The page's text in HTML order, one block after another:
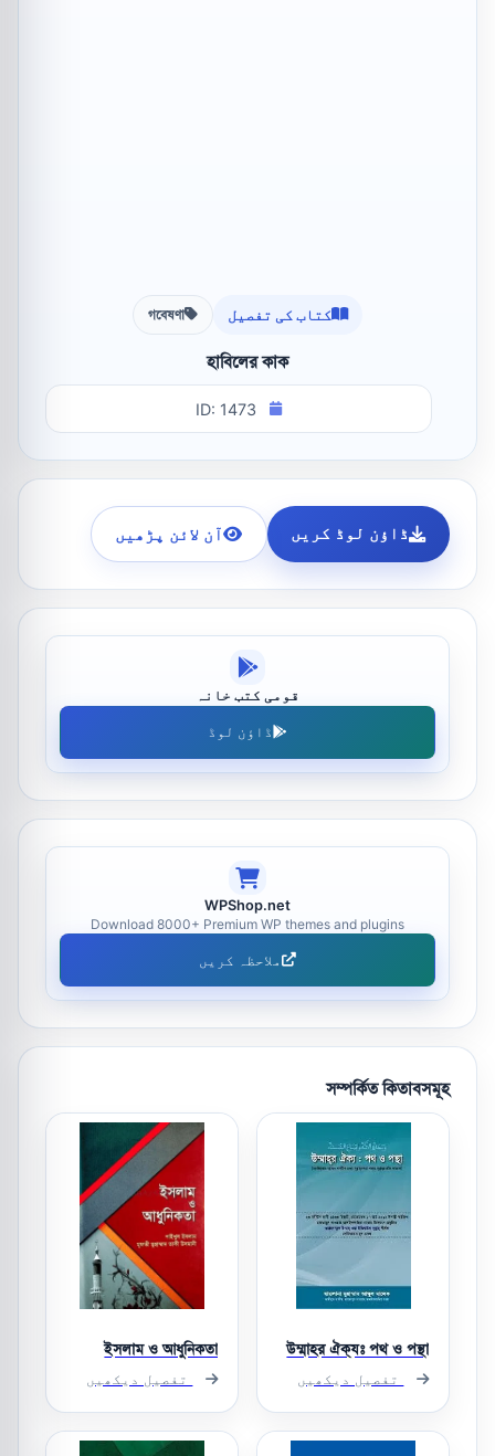
کتاب کی تفصیل গবেষণা
হাবিলের কাক
ID: 1473
ڈاؤن لوڈ کریں آن لائن پڑھیں
قومی کتب خانہ
ڈاؤن لوڈ
WPShop.net
Download 8000+ Premium WP themes and plugins
ملاحظہ کریں
সম্পর্কিত কিতাবসমূহ
উম্মাহর ঐক্যঃ পথ ও পন্থা
تفصیل دیکھیں
ইসলাম ও আধুনিকতা
تفصیل دیکھیں